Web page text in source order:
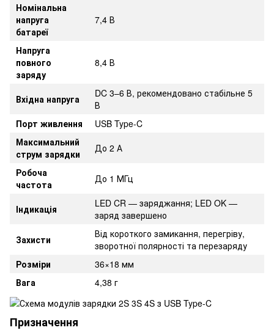
Номінальна
напруга
батареї
7,4 В
Напруга
повного
заряду
8,4 В
Вхідна напруга
DC 3–6 В, рекомендовано стабільне 5
В
Порт живлення
USB Type-C
Максимальний
струм зарядки
До 2 А
Робоча
частота
До 1 МГц
Індикація
LED CR — заряджання; LED OK —
заряд завершено
Захисти
Від короткого замикання, перегріву,
зворотної полярності та перезаряду
Розміри
36×18 мм
Вага
4,38 г
Призначення